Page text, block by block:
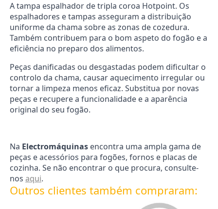
A tampa espalhador de tripla coroa Hotpoint. Os
espalhadores e tampas asseguram a distribuição
uniforme da chama sobre as zonas de cozedura.
Também contribuem para o bom aspeto do fogão e a
eficiência no preparo dos alimentos.
Peças danificadas ou desgastadas podem dificultar o
controlo da chama, causar aquecimento irregular ou
tornar a limpeza menos eficaz. Substitua por novas
peças e recupere a funcionalidade e a aparência
original do seu fogão.
Na Electromáquinas encontra uma ampla gama de
peças e acessórios para fogões, fornos e placas de
cozinha. Se não encontrar o que procura, consulte-
nos aqui.
Outros clientes também compraram: